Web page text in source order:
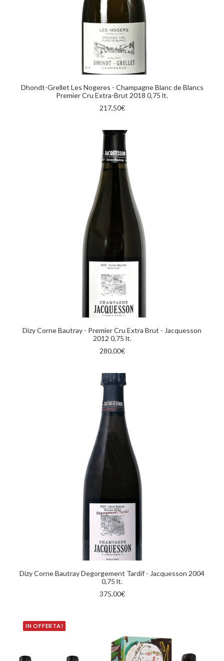
AGGIUNGI AL CARRELLO
Dhondt-Grellet Les Nogeres - Champagne Blanc de Blancs
Premier Cru Extra-Brut 2018 0,75 lt.
217,50€
AGGIUNGI AL CARRELLO
Dizy Corne Bautray - Premier Cru Extra Brut - Jacquesson
2012 0,75 lt.
280,00€
AGGIUNGI AL CARRELLO
Dizy Corne Bautray Degorgement Tardif - Jacquesson 2004
0,75 lt.
375,00€
IN OFFERTA!